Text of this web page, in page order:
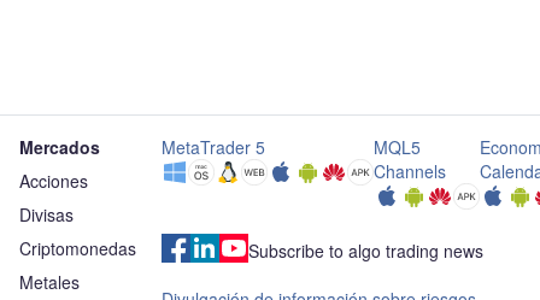
Mercados
Acciones
Divisas
Criptomonedas
Metales
MetaTrader 5
MQL5
Channels
Subscribe to algo trading news